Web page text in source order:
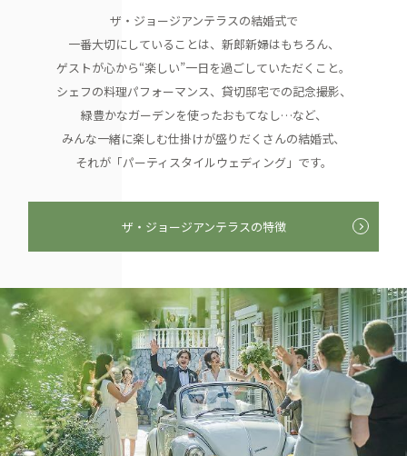
ザ・ジョージアンテラスの結婚式で
一番大切にしていることは、 新郎新婦はもちろん、
ゲストが心から“楽しい”一日を過ごしていただくこと。
シェフの料理パフォーマンス、貸切邸宅での記念撮影、
緑豊かなガーデンを使ったおもてなし…など、
みんな一緒に楽しむ仕掛けが盛りだくさんの結婚式、
それが「パーティスタイルウェディング」です。
ザ・ジョージアンテラスの特徴